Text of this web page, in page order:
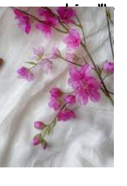
مطالب مرتبط ...